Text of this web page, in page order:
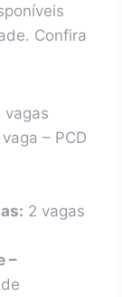
Confira
vagas
vaga – PCD
2 vagas
–